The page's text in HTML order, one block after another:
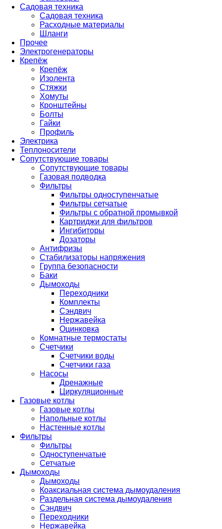
Садовая техника
Садовая техника
Расходные материалы
Шланги
Прочее
Электрогенераторы
Крепёж
Крепёж
Изолента
Стяжки
Хомуты
Кронштейны
Болты
Гайки
Профиль
Электрика
Теплоносители
Сопутствующие товары
Сопутствующие товары
Газовая подводка
Фильтры
Фильтры одноступенчатые
Фильтры сетчатые
Фильтры с обратной промывкой
Картриджи для фильтров
Ингибиторы
Дозаторы
Антифризы
Стабилизаторы напряжения
Группа безопасности
Баки
Дымоходы
Переходники
Комплекты
Сэндвич
Нержавейка
Оцинковка
Комнатные термостаты
Счетчики
Счетчики воды
Счетчики газа
Насосы
Дренажные
Циркуляционные
Газовые котлы
Газовые котлы
Напольные котлы
Настенные котлы
Фильтры
Фильтры
Одноступенчатые
Сетчатые
Дымоходы
Дымоходы
Коаксиальная система дымоудаления
Раздельная система дымоудаления
Сэндвич
Переходники
Нержавейка